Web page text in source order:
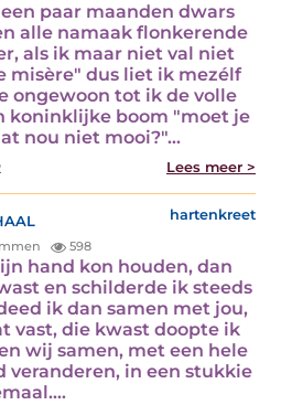
paar maanden dwars
alle namaak flonkerende
als ik maar niet val niet
misère" dus liet ik mezélf
ongewoon tot ik de volle
koninklijke boom "moet je
nou niet mooi?"…
Lees meer >
hartenkreet
598
hand kon houden, dan
en schilderde ik steeds
ik dan samen met jou,
vast, die kwast doopte ik
wij samen, met een hele
veranderen, in een stukkie